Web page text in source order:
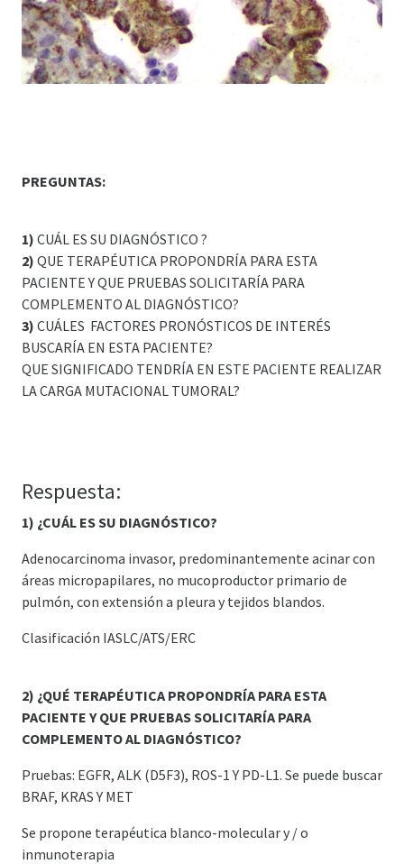
PREGUNTAS:
1) CUÁL ES SU DIAGNÓSTICO ?
2) QUE TERAPÉUTICA PROPONDRÍA PARA ESTA
PACIENTE Y QUE PRUEBAS SOLICITARÍA PARA
COMPLEMENTO AL DIAGNÓSTICO?
3) CUÁLES FACTORES PRONÓSTICOS DE INTERÉS
BUSCARÍA EN ESTA PACIENTE?
QUE SIGNIFICADO TENDRÍA EN ESTE PACIENTE REALIZAR
LA CARGA MUTACIONAL TUMORAL?
Respuesta:
1) ¿CUÁL ES SU DIAGNÓSTICO?
Adenocarcinoma invasor, predominantemente acinar con
áreas micropapilares, no mucoproductor primario de
pulmón, con extensión a pleura y tejidos blandos.
Clasificación IASLC/ATS/ERC
2) ¿QUÉ TERAPÉUTICA PROPONDRÍA PARA ESTA
PACIENTE Y QUE PRUEBAS SOLICITARÍA PARA
COMPLEMENTO AL DIAGNÓSTICO?
Pruebas: EGFR, ALK (D5F3), ROS-1 Y PD-L1. Se puede buscar
BRAF, KRAS Y MET
Se propone terapéutica blanco-molecular y / o
inmunoterapia